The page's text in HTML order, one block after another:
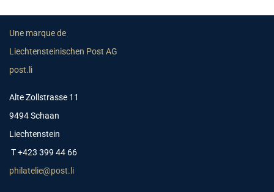
Une marque de
Liechtensteinischen Post AG
post.li
Alte Zollstrasse 11
9494 Schaan
Liechtenstein
T +423 399 44 66
philatelie@post.li